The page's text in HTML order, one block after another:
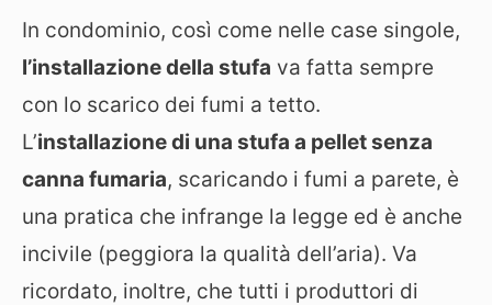
In condominio, così come nelle case singole,
l’installazione della stufa va fatta sempre
con lo scarico dei fumi a tetto.
L’installazione di una stufa a pellet senza
canna fumaria, scaricando i fumi a parete, è
una pratica che infrange la legge ed è anche
incivile (peggiora la qualità dell’aria). Va
ricordato, inoltre, che tutti i produttori di